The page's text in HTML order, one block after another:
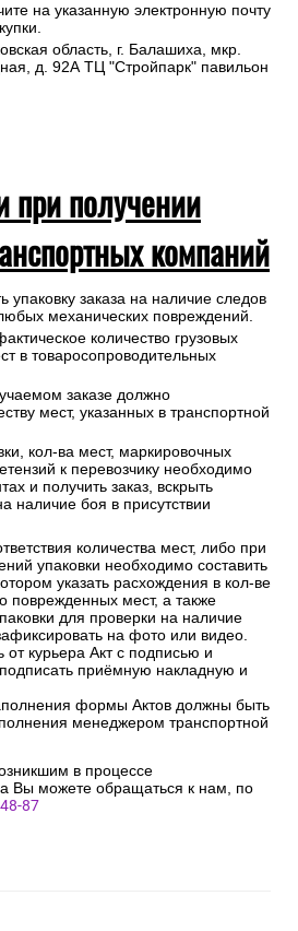
на указанную электронную почту
область, г. Балашиха, мкр.
д. 92А ТЦ "Стройпарк" павильон
при получении
компаний
упаковку заказа на наличие следов
механических повреждений.
количество грузовых
в товаросопроводительных
заказе должно
мест, указанных в транспортной
кол-ва мест, маркировочных
к перевозчику необходимо
и получить заказ, вскрыть
наличие боя в присутствии
количества мест, либо при
упаковки необходимо составить
указать расхождения в кол-ве
поврежденных мест, а также
для проверки на наличие
на фото или видео.
курьера Акт с подписью и
приёмную накладную и
формы Актов должны быть
менеджером транспортной
в процессе
Вы можете обращаться к нам, по
87